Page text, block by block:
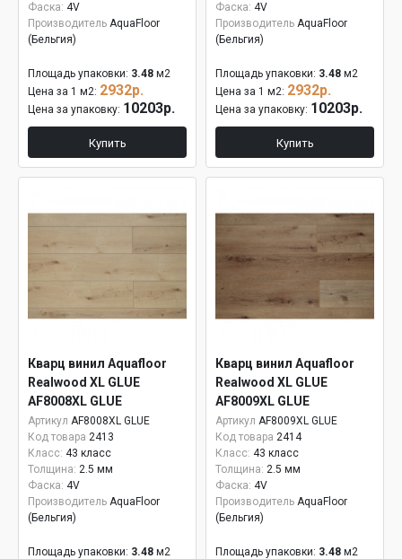
Фаска: 4V
Производитель AquaFloor
(Бельгия)
Площадь упаковки: 3.48 м2
Цена за 1 м2: 2932р.
Цена за упаковку: 10203р.
Купить
Фаска: 4V
Производитель AquaFloor
(Бельгия)
Площадь упаковки: 3.48 м2
Цена за 1 м2: 2932р.
Цена за упаковку: 10203р.
Купить
Кварц винил Aquafloor
Realwood XL GLUE
AF8008XL GLUE
Артикул AF8008XL GLUE
Код товара 2413
Класс: 43 класс
Толщина: 2.5 мм
Фаска: 4V
Производитель AquaFloor
(Бельгия)
Площадь упаковки: 3.48 м2
Кварц винил Aquafloor
Realwood XL GLUE
AF8009XL GLUE
Артикул AF8009XL GLUE
Код товара 2414
Класс: 43 класс
Толщина: 2.5 мм
Фаска: 4V
Производитель AquaFloor
(Бельгия)
Площадь упаковки: 3.48 м2